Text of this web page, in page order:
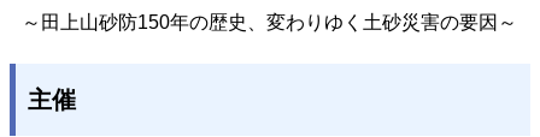
～田上山砂防150年の歴史、変わりゆく土砂災害の要因～
主催